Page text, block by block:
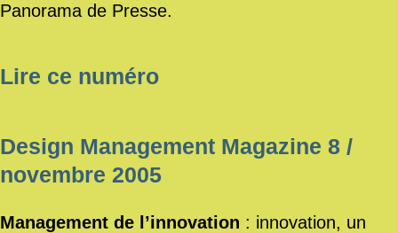
Panorama de Presse.
Lire ce numéro
Design Management Magazine 8 /
novembre 2005
Management de l’innovation : innovation, un